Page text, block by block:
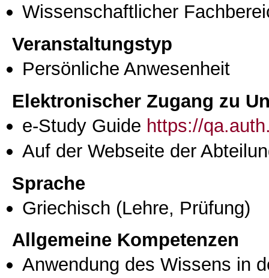
Wissenschaftlicher
Veranstaltungstyp
Persönliche Anwesenheit
Elektronischer Zugang zu
e-Study Guide https://
Auf der Webseite der
Sprache
Griechisch (Lehre, Prüfung)
Allgemeine Kompetenzen
Anwendung des Wissens in